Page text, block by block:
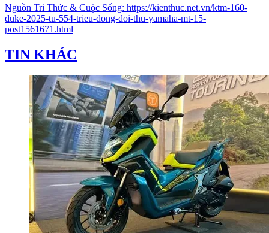
Nguồn Tri Thức & Cuộc Sống: https://kienthuc.net.vn/ktm-160-
duke-2025-tu-554-trieu-dong-doi-thu-yamaha-mt-15-
post1561671.html
TIN KHÁC